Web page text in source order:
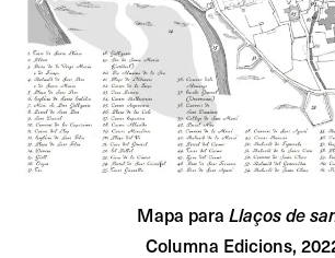
Mapa para Llaços de
Columna Edicions,